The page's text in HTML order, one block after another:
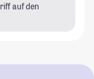
auf den